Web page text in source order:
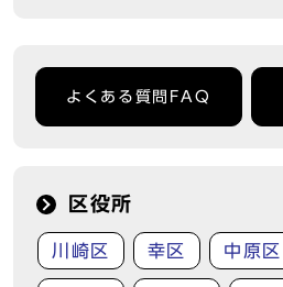
よくある質問FAQ
区役所
川崎区 幸区 中原区